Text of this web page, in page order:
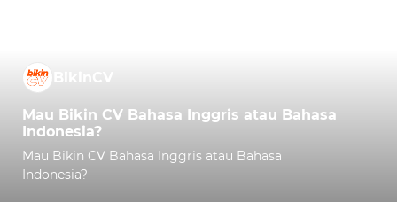
Mau Bikin CV Bahasa Inggris atau Bahasa
Indonesia?
Mau Bikin CV Bahasa Inggris atau Bahasa
Indonesia?